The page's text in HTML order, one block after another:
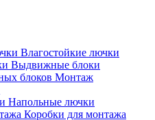
Влагостойкие лючки
Выдвижные блоки
Монтаж
Напольные лючки
Коробки для монтажа